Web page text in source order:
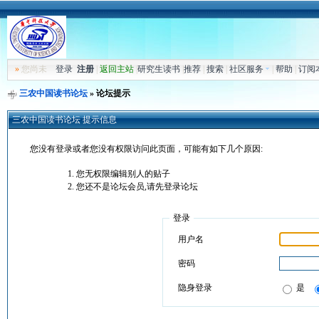
»您尚未 登录 注册| 返回主站| 研究生读书| 推荐| 搜索| 社区服务 帮助 订阅
三农中国读书论坛» 论坛提示
三农中国读书论坛 提示信息
您没有登录或者您没有权限访问此页面，可能有如下几个原因:
您无权限编辑别人的贴子
您还不是论坛会员,请先登录论坛
登录
用户名
密码
隐身登录 是